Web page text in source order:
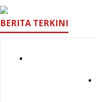
BERITA TERKINI